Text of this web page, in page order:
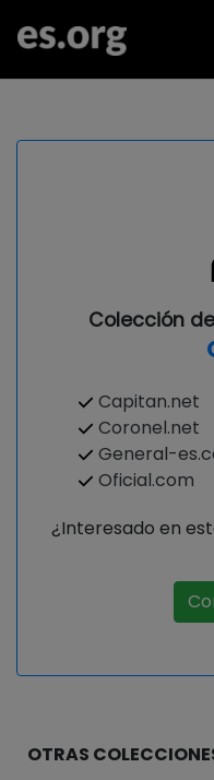
Colección
Capitan.net
Coronel.net
General-
Oficial.com
¿Interesado en
OTRAS